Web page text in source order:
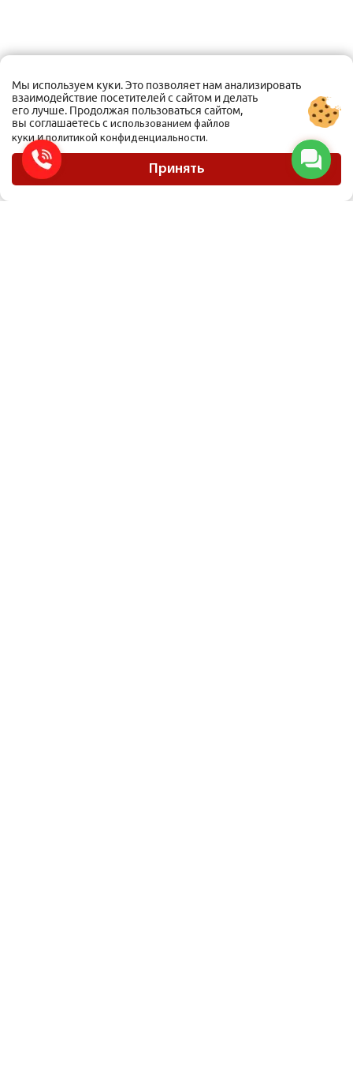
Мы используем куки. Это позволяет нам анализировать
взаимодействие посетителей с сайтом и делать
его лучше. Продолжая пользоваться сайтом,
вы соглашаетесь с использованием файлов
кукииполитикой конфиденциальности.
Принять